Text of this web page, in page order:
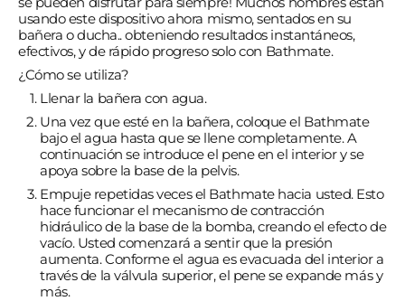
usando este dispositivo ahora mismo, sentados en su
bañera o ducha.. obteniendo resultados instantáneos,
efectivos, y de rápido progreso solo con Bathmate.
¿Cómo se utiliza?
Llenar la bañera con agua.
Una vez que esté en la bañera, coloque el Bathmate
bajo el agua hasta que se llene completamente. A
continuación se introduce el pene en el interior y se
apoya sobre la base de la pelvis.
Empuje repetidas veces el Bathmate hacia usted. Esto
hace funcionar el mecanismo de contracción
hidráulico de la base de la bomba, creando el efecto de
vacío. Usted comenzará a sentir que la presión
aumenta. Conforme el agua es evacuada del interior a
través de la válvula superior, el pene se expande más y
más.